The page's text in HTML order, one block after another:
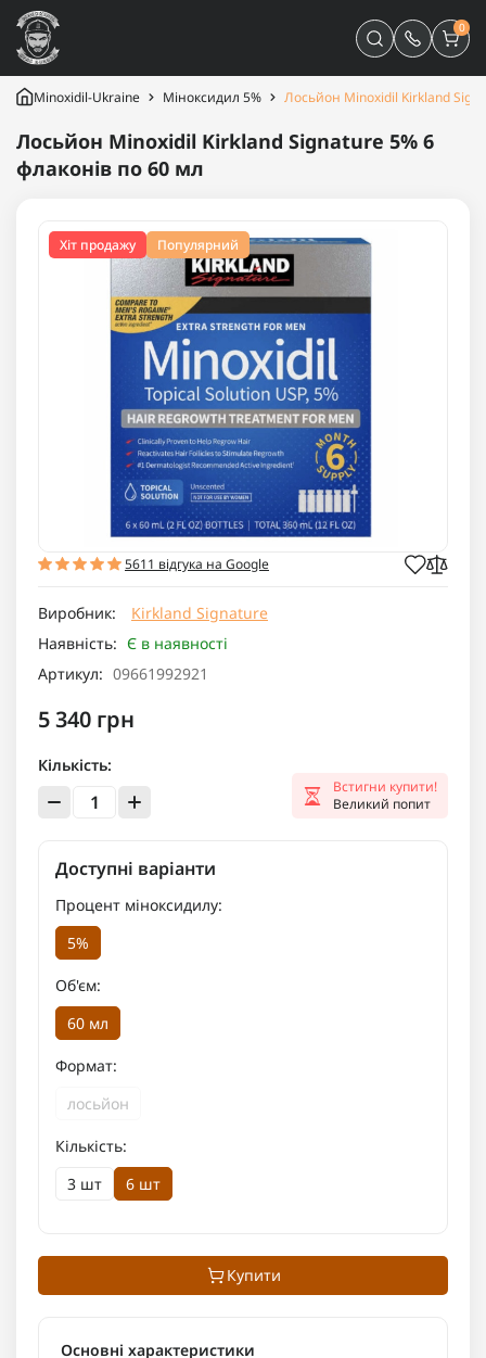
0
Minoxidil-Ukraine Міноксидил 5% Лосьйон Minoxidil Kirkland
Лосьйон Minoxidil Kirkland Signature 5% 6
флаконів по 60 мл
Хіт продажу Популярний
5611 відгука на Google
Виробник:
Kirkland Signature
Наявність: Є в наявності
Артикул: 09661992921
5 340 грн
Кількість:
Встигни купити!
Великий попит
Доступні варіанти
Процент міноксидилу:
5%
Об'єм:
60 мл
Формат:
лосьйон
Кількість:
3 шт
6 шт
Купити
Основні характеристики